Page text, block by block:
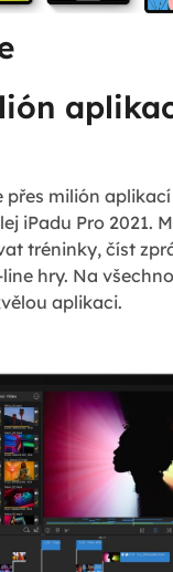
přes milión
iPadu Pro 2021.
tréninky, číst
hry. Na
aplikaci.